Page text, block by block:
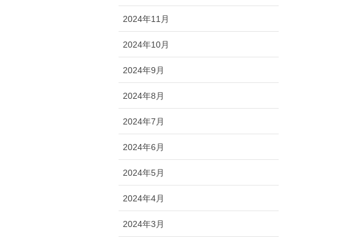
2024年11月
2024年10月
2024年9月
2024年8月
2024年7月
2024年6月
2024年5月
2024年4月
2024年3月